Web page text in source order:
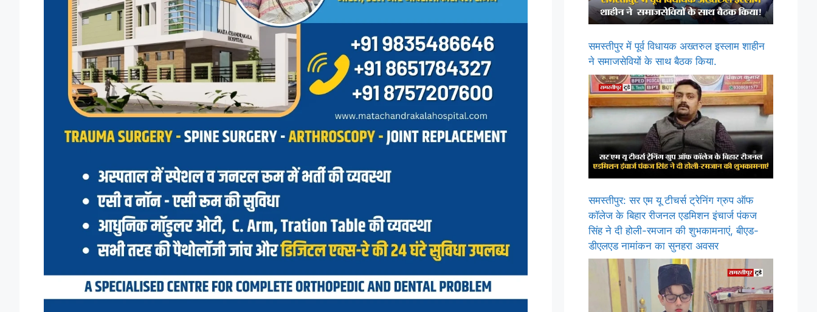
समस्तीपुर में पूर्व विधायक अख्तरुल इस्लाम शाहीन
ने समाजसेवियों के साथ बैठक किया.
समस्तीपुर: सर एम यू टीचर्स ट्रेनिंग ग्रुप ऑफ
कॉलेज के बिहार रीजनल एडमिशन इंचार्ज पंकज
सिंह ने दी होली-रमजान की शुभकामनाएं, बीएड-
डीएलएड नामांकन का सुनहरा अवसर